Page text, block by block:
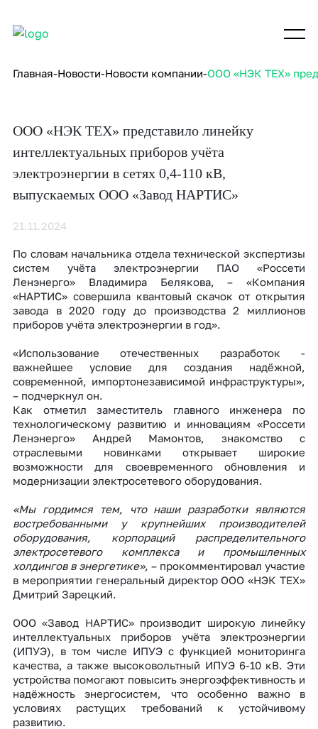
Главная Новости Новости компании ООО «НЭК ТЕХ»
ООО «НЭК ТЕХ» представило линейку
интеллектуальных приборов учёта
электроэнергии в сетях 0,4-110 кВ,
выпускаемых ООО «Завод НАРТИС»
21.11.2024
ООО «Завод НАРТИС» производит широкую линейку
интеллектуальных приборов учёта электроэнергии
(ИПУЭ), в том числе ИПУЭ с функцией мониторинга
качества, а также высоковольтный ИПУЭ 6-10 кВ. Эти
устройства помогают повысить энергоэффективность и
надёжность энергосистем, что особенно важно в
условиях растущих требований к устойчивому
развитию.
«Мы гордимся тем, что наши разработки являются
востребованными у крупнейших производителей
оборудования, корпораций распределительного
электросетевого комплекса и промышленных
холдингов в энергетике», – прокомментировал участие
в мероприятии генеральный директор ООО «НЭК ТЕХ»
Дмитрий Зарецкий.
Как отметил заместитель главного инженера по
технологическому развитию и инновациям «Россети
Ленэнерго» Андрей Мамонтов, знакомство с
отраслевыми новинками открывает широкие
возможности для своевременного обновления и
модернизации электросетевого оборудования.
«Использование отечественных разработок -
важнейшее условие для создания надёжной,
современной, импортонезависимой инфраструктуры»,
– подчеркнул он.
По словам начальника отдела технической экспертизы
систем учёта электроэнергии ПАО «Россети
Ленэнерго» Владимира Белякова, – «Компания
«НАРТИС» совершила квантовый скачок от открытия
завода в 2020 году до производства 2 миллионов
приборов учёта электроэнергии в год».